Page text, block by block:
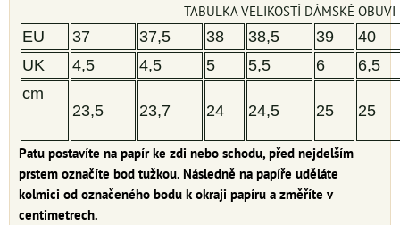
TABULKA VELIKOSTÍ DÁMSKÉ OBUVI
EU
37 37,5 38 38,5 39
40
UK
4,5 4,5 5 5,5 6
6,5
cm
23,5
23,7 24 24,5 25 25
Patu postavíte na papír ke zdi nebo schodu, před nejdelším
prstem označíte bod tužkou. Následně na papíře uděláte
kolmici od označeného bodu k okraji papíru a změříte v
centimetrech.